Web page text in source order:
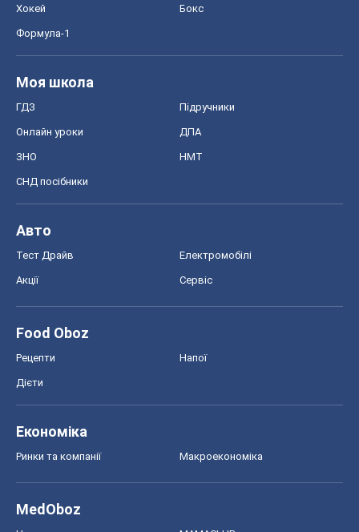
Хокей Бокс
Формула-1
Моя школа
ГДЗ Підручники
Онлайн уроки ДПА
ЗНО НМТ
СНД посібники
Авто
Тест Драйв Електромобілі
Акції Сервіс
Food Oboz
Рецепти Напої
Дієти
Економіка
Ринки та компанії Макроекономіка
MedOboz